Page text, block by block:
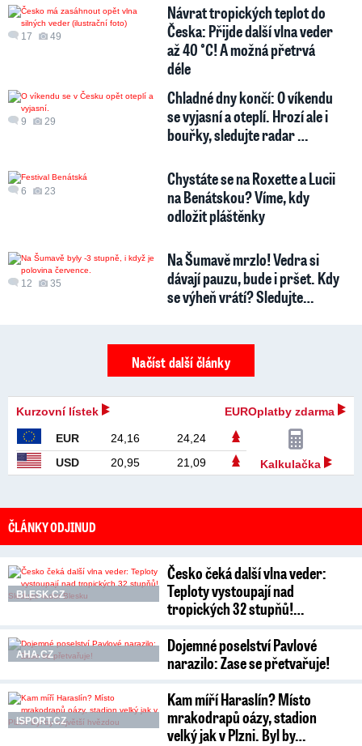
17 49
Návrat tropických teplot do
Česka: Přijde další vlna veder
až 40 °C! A možná přetrvá
déle
9 29
Chladné dny končí: O víkendu
se vyjasní a oteplí. Hrozí ale i
bouřky, sledujte radar …
6 23
Chystáte se na Roxette a Lucii
na Benátskou? Víme, kdy
odložit pláštěnky
12 35
Na Šumavě mrzlo! Vedra si
dávají pauzu, bude i pršet. Kdy
se výheň vrátí? Sledujte…
Načíst další články
Kurzovní lístek EUROplatby zdarma
EUR 24,16
24,24
USD
20,95 21,09 Kalkulačka
ČLÁNKY ODJINUD
BLESK.CZ
Česko čeká další vlna veder:
Teploty vystoupají nad
tropických 32 stupňů!…
AHA.CZ
Dojemné poselství Pavlové
narazilo: Zase se přetvařuje!
ISPORT.CZ
Kam míří Haraslín? Místo
mrakodrapů oázy, stadion
velký jak v Plzni. Byl by…